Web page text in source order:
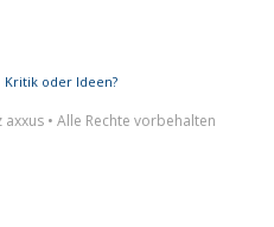
Kritik oder Ideen?
• Alle Rechte vorbehalten